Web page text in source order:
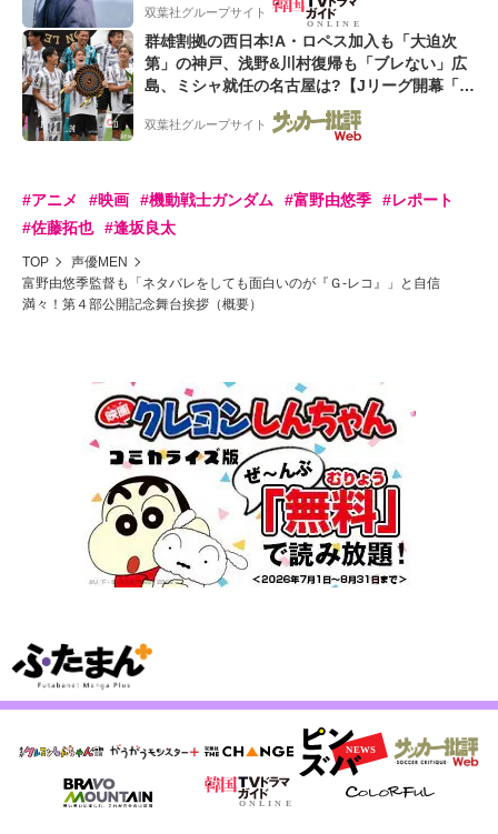
双葉社グループサイト
群雄割拠の西日本!A・ロペス加入も「大迫次
第」の神戸、浅野&川村復帰も「ブレない」広
島、ミシャ就任の名古屋は?【Jリーグ開幕「初
めての秋春制」の大激論】(2)
双葉社グループサイト
#アニメ #映画 #機動戦士ガンダム #富野由悠季
#レポート
#佐藤拓也
#逢坂良太
TOP
声優MEN
富野由悠季監督も「ネタバレをしても面白いのが『Ｇ-レコ』」と自信
満々！第４部公開記念舞台挨拶（概要）